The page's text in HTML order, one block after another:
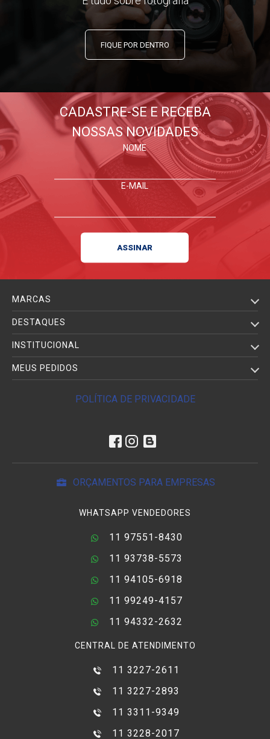
FIQUE POR DENTRO
CADASTRE-SE E RECEBA
NOSSAS NOVIDADES
NOME
E-MAIL
MARCAS
DESTAQUES
INSTITUCIONAL
MEUS PEDIDOS
POLÍTICA DE PRIVACIDADE
ORÇAMENTOS PARA EMPRESAS
WHATSAPP VENDEDORES
11 97551-8430
11 93738-5573
11 94105-6918
11 99249-4157
11 94332-2632
CENTRAL DE ATENDIMENTO
11 3227-2611
11 3227-2893
11 3311-9349
11 3228-2017